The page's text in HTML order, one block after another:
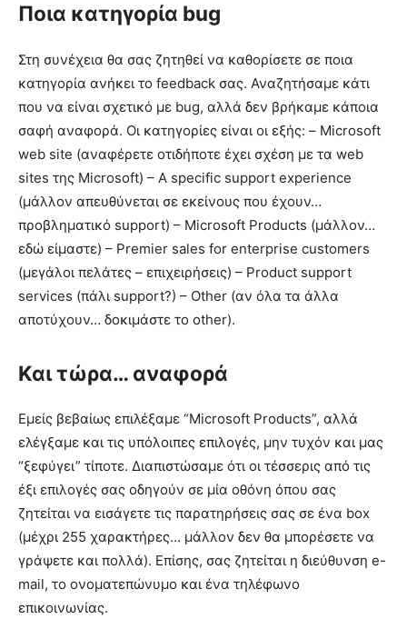
Ποια κατηγορία bug
Στη συνέχεια θα σας ζητηθεί να καθορίσετε σε ποια
κατηγορία ανήκει το feedback σας. Αναζητήσαμε κάτι
που να είναι σχετικό με bug, αλλά δεν βρήκαμε κάποια
σαφή αναφορά. Οι κατηγορίες είναι οι εξής: – Microsoft
web site (αναφέρετε οτιδήποτε έχει σχέση με τα web
sites της Microsoft) – A specific support experience
(μάλλον απευθύνεται σε εκείνους που έχουν…
προβληματικό support) – Microsoft Products (μάλλον…
εδώ είμαστε) – Premier sales for enterprise customers
(μεγάλοι πελάτες – επιχειρήσεις) – Product support
services (πάλι support?) – Other (αν όλα τα άλλα
αποτύχουν… δοκιμάστε το other).
Και τώρα… αναφορά
Εμείς βεβαίως επιλέξαμε “Microsoft Products”, αλλά
ελέγξαμε και τις υπόλοιπες επιλογές, μην τυχόν και μας
“ξεφύγει” τίποτε. Διαπιστώσαμε ότι οι τέσσερις από τις
έξι επιλογές σας οδηγούν σε μία οθόνη όπου σας
ζητείται να εισάγετε τις παρατηρήσεις σας σε ένα box
(μέχρι 255 χαρακτήρες… μάλλον δεν θα μπορέσετε να
γράψετε και πολλά). Επίσης, σας ζητείται η διεύθυνση e-
mail, το ονοματεπώνυμο και ένα τηλέφωνο
επικοινωνίας.